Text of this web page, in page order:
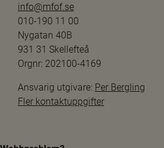
info@mfof.se
010-190 11 00
Nygatan 40B
931 31 Skellefteå
Orgnr: 202100-4169
Ansvarig utgivare: Per Bergling
Fler kontaktuppgifter